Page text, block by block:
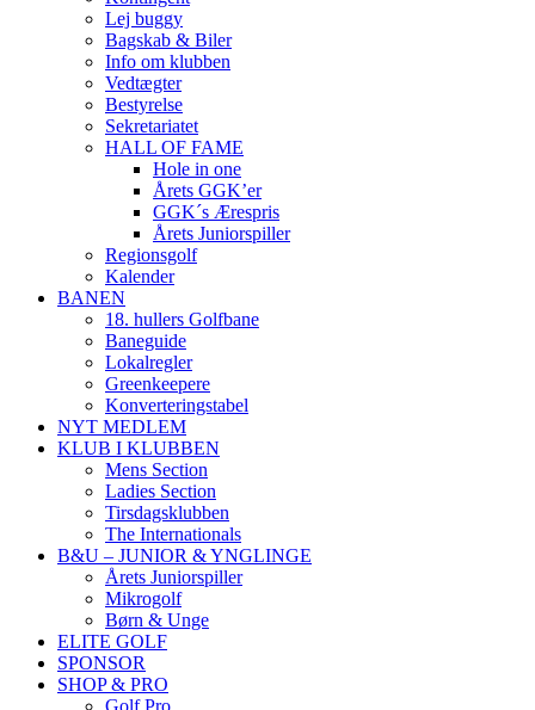
Lej buggy
Bagskab & Biler
Info om klubben
Vedtægter
Bestyrelse
Sekretariatet
HALL OF FAME
Hole in one
Årets GGK’er
GGK´s Ærespris
Årets Juniorspiller
Regionsgolf
Kalender
BANEN
18. hullers Golfbane
Baneguide
Lokalregler
Greenkeepere
Konverteringstabel
NYT MEDLEM
KLUB I KLUBBEN
Mens Section
Ladies Section
Tirsdagsklubben
The Internationals
B&U – JUNIOR & YNGLINGE
Årets Juniorspiller
Mikrogolf
Børn & Unge
ELITE GOLF
SPONSOR
SHOP & PRO
Golf Pro